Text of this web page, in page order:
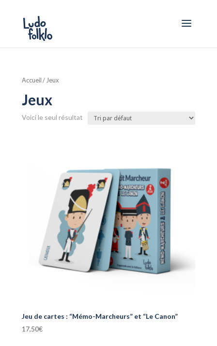
Accueil/ Jeux
Jeux
Voici le seul résultat
Jeu de cartes : “Mémo-Marcheurs” et “Le Canon”
17,50€